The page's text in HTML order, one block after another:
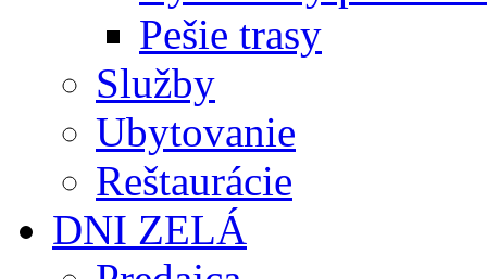
Pešie trasy
Služby
Ubytovanie
Reštaurácie
DNI ZELÁ